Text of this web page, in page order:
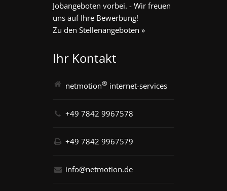
Jobangeboten vorbei. - Wir freuen
uns auf Ihre Bewerbung!
Zu den Stellenangeboten »
Ihr Kontakt
netmotion® internet-services
+49 7842 9967578
+49 7842 9967579
info@netmotion.de